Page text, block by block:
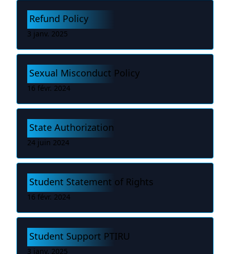
Refund Policy
3 janv. 2025
Sexual Misconduct Policy
16 févr. 2024
State Authorization
24 juin 2024
Student Statement of Rights
16 févr. 2024
Student Support PTIRU
3 janv. 2025